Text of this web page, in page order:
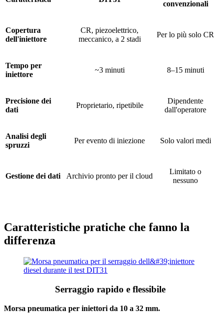
convenzionali
Copertura
dell'iniettore
CR, piezoelettrico,
meccanico, a 2 stadi
Per lo più solo CR
Tempo per
iniettore
~3 minuti 8–15 minuti
Precisione dei
dati
Proprietario, ripetibile
Dipendente
dall'operatore
Analisi degli
spruzzi
Per evento di iniezione Solo valori medi
Gestione dei dati Archivio pronto per il cloud
Limitato o
nessuno
Caratteristiche pratiche che fanno la
differenza
Serraggio rapido e flessibile
Morsa pneumatica per iniettori da 10 a 32 mm.